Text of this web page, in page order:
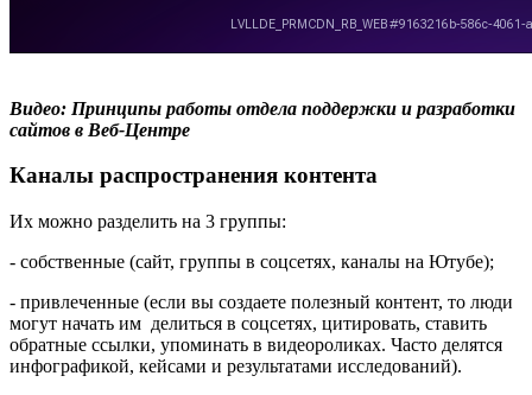
Видео: Принципы работы отдела поддержки и разработки
сайтов в Веб-Центре
Каналы распространения контента
Их можно разделить на 3 группы:
- собственные (сайт, группы в соцсетях, каналы на Ютубе);
- привлеченные (если вы создаете полезный контент, то люди
могут начать им делиться в соцсетях, цитировать, ставить
обратные ссылки, упоминать в видеороликах. Часто делятся
инфографикой, кейсами и результатами исследований).